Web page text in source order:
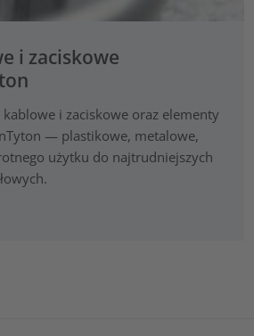
i zaciskowe
i zaciskowe oraz elementy
— plastikowe, metalowe,
użytku do najtrudniejszych